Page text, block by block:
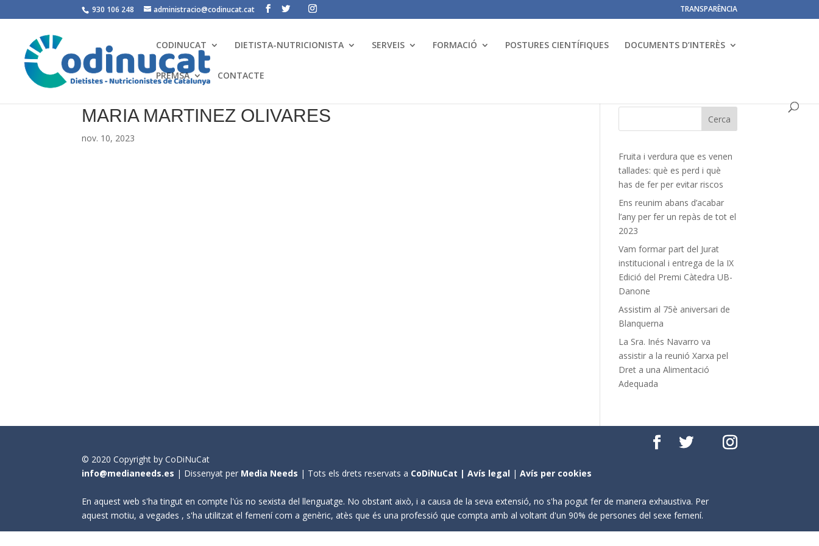
930 106 248 administracio@codinucat.cat TRANSPARÈNCIA
CODINUCAT DIETISTA-NUTRICIONISTA SERVEIS FORMACIÓ POSTURES CIENTÍFIQUES DOCUMENTS D’INTERÈS
PREMSA CONTACTE
MARIA MARTINEZ OLIVARES
nov. 10, 2023
Fruita i verdura que es venen
tallades: què es perd i què
has de fer per evitar riscos
Ens reunim abans d’acabar
l’any per fer un repàs de tot el
2023
Vam formar part del Jurat
institucional i entrega de la IX
Edició del Premi Càtedra UB-
Danone
Assistim al 75è aniversari de
Blanquerna
La Sra. Inés Navarro va
assistir a la reunió Xarxa pel
Dret a una Alimentació
Adequada
© 2020 Copyright by CoDiNuCat
info@medianeeds.es | Dissenyat per Media Needs | Tots els drets reservats a CoDiNuCat |Avís legal |Avís per cookies
En aquest web s'ha tingut en compte l'ús no sexista del llenguatge. No obstant això, i a causa de la seva extensió, no s'ha pogut fer de manera exhaustiva. Per
aquest motiu, a vegades , s'ha utilitzat el femení com a genèric, atès que és una professió que compta amb al voltant d'un 90% de persones del sexe femení.